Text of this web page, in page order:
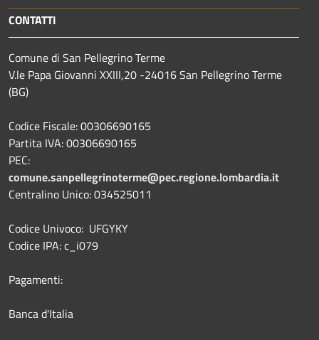
CONTATTI
Comune di San Pellegrino Terme
V.le Papa Giovanni XXIII,20 -24016 San Pellegrino Terme
(BG)
Codice Fiscale: 00306690165
Partita IVA: 00306690165
PEC:
comune.sanpellegrinoterme@pec.regione.lombardia.it
Centralino Unico: 034525011
Codice Univoco: UFGYKY
Codice IPA: c_i079
Pagamenti:
Banca d'Italia